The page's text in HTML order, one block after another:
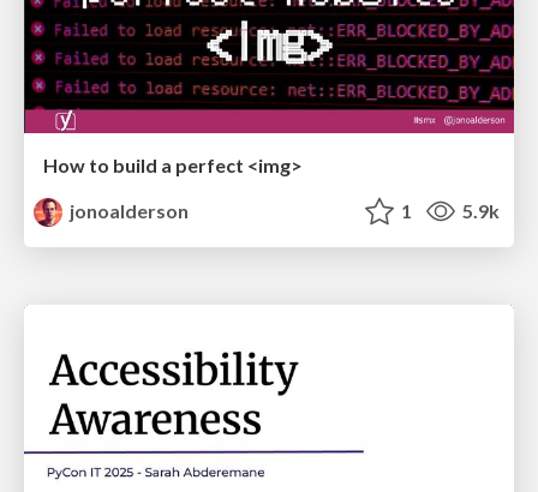
How to build a perfect <img>
jonoalderson
1 5.9k